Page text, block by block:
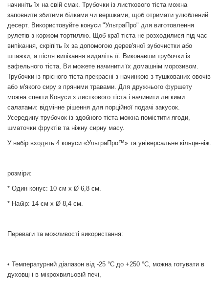
начиніть їх на свій смак. Трубочки із листкового тіста можна
заповнити збитими білками чи вершками, щоб отримати улюблений
десерт. Використовуйте конуси "УльтраПро" для виготовлення
рулетів з коржом тортиллю. Щоб краї тіста не розходилися під час
випікання, скріпіть їх за допомогою дерев'яної зубочистки або
шпажки, а після випікання видаліть її. Виконавши трубочки із
вафельного тіста, Ви можете начинити їх домашнім морозивом.
Трубочки із прісного тіста прекрасні з начинкою з тушкованих овочів
або м'якого сиру з пряними травами. Для дружнього фуршету
можна спекти Конуси з листкового тіста і начинити легкими
салатами: відмінне рішення для порційної подачі закусок.
Усередину трубочок із здобного тіста можна помістити ягоди,
шматочки фруктів та ніжну сирну масу.
У набір входять 4 конуси «УльтраПро™» та універсальне кільце-ніж.
розміри:
* Один конус: 10 см x Ø 6,8 см.
* Набір: 14 см x Ø 8,4 см.
Переваги та можливості використання:
• Температурний діапазон від -25 °С до +250 °С, можна готувати в
духовці і в мікрохвильовій печі,